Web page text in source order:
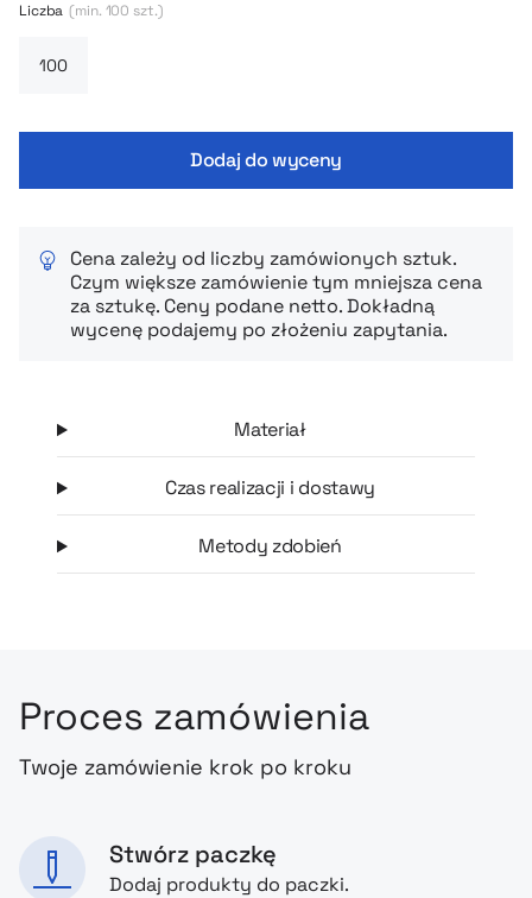
ekologiczne podejście do biznesu. Czarna folia z
estetycznie i premium, dzięki czemu już od pierwszego
odbiorcy paczki.
Liczba (min. 100 szt.)
Dodaj do wyceny
Cena zależy od liczby zamówionych sztuk.
Czym większe zamówienie tym mniejsza cena
za sztukę. Ceny podane netto. Dokładną
wycenę podajemy po złożeniu zapytania.
Materiał
Czas realizacji i dostawy
Metody zdobień
Proces zamówienia
Twoje zamówienie krok po kroku
Stwórz paczkę
Dodaj produkty do paczki.